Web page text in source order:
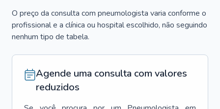
O preço da consulta com pneumologista varia conforme o
profissional e a clínica ou hospital escolhido, não seguindo
nenhum tipo de tabela.
Agende uma consulta com valores
reduzidos